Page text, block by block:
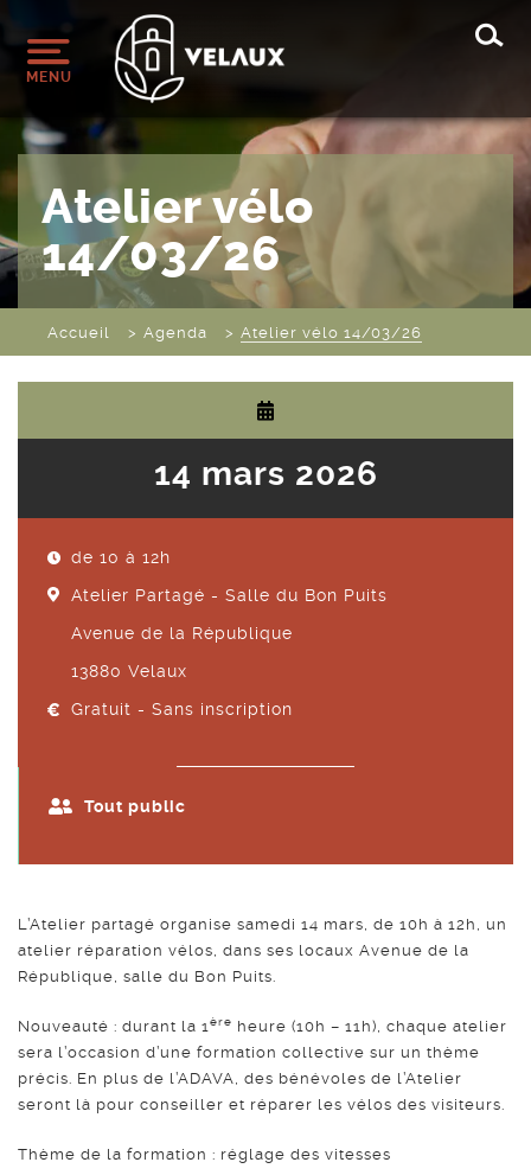
MENU
Atelier vélo
14/03/26
Accueil Agenda Atelier vélo 14/03/26
14 mars 2026
de 10 à 12h
Atelier Partagé - Salle du Bon Puits
Avenue de la République
13880 Velaux
Gratuit - Sans inscription
Tout public
L’Atelier partagé organise samedi 14 mars, de 10h à 12h, un
atelier réparation vélos, dans ses locaux Avenue de la
République, salle du Bon Puits.
Nouveauté : durant la 1ère heure (10h – 11h), chaque atelier
sera l’occasion d’une formation collective sur un thème
précis. En plus de l’ADAVA, des bénévoles de l’Atelier
seront là pour conseiller et réparer les vélos des visiteurs.
Thème de la formation : réglage des vitesses